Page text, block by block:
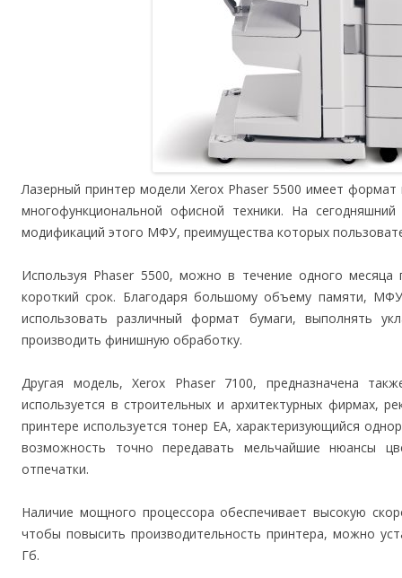
Лазерный принтер модели Xerox Phaser 5500 имеет
многофункциональной офисной техники. На
модификаций этого МФУ, преимущества которых
Используя Phaser 5500, можно в течение одного месяца
короткий срок. Благодаря большому объему памяти,
использовать различный формат бумаги, выполнять
производить финишную обработку.
Другая модель, Xerox Phaser 7100, предназначена
используется в строительных и архитектурных фирмах,
принтере используется тонер EA, характеризующийся
возможность точно передавать мельчайшие нюансы
отпечатки.
Наличие мощного процессора обеспечивает высокую
чтобы повысить производительность принтера, можно
Гб.